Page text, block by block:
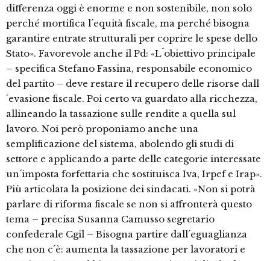
differenza oggi è enorme e non sostenibile, non solo
perché mortifica l´equità fiscale, ma perché bisogna
garantire entrate strutturali per coprire le spese dello
Stato». Favorevole anche il Pd: «L´obiettivo principale
– specifica Stefano Fassina, responsabile economico
del partito – deve restare il recupero delle risorse dall
´evasione fiscale. Poi certo va guardato alla ricchezza,
allineando la tassazione sulle rendite a quella sul
lavoro. Noi però proponiamo anche una
semplificazione del sistema, abolendo gli studi di
settore e applicando a parte delle categorie interessate
un´imposta forfettaria che sostituisca Iva, Irpef e Irap».
Più articolata la posizione dei sindacati. «Non si potrà
parlare di riforma fiscale se non si affronterà questo
tema – precisa Susanna Camusso segretario
confederale Cgil – Bisogna partire dall´eguaglianza
che non c´è: aumenta la tassazione per lavoratori e